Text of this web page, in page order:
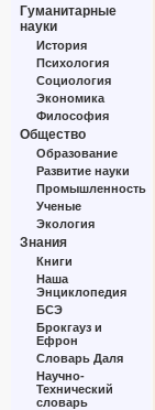
Гуманитарные
науки
История
Психология
Социология
Экономика
Философия
Общество
Образование
Развитие науки
Промышленность
Ученые
Экология
Знания
Книги
Наша
Энциклопедия
БСЭ
Брокгауз и
Ефрон
Словарь Даля
Научно-
Технический
словарь